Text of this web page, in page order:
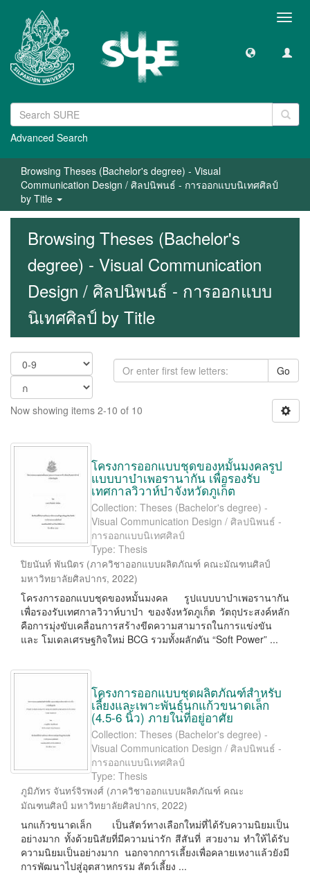
Advanced Search
Browsing Theses (Bachelor's degree) - Visual
Communication Design / ศิลปนิพนธ์ - การออกแบบนิเทศศิลป์
by Title
Browsing Theses (Bachelor's
degree) - Visual Communication
Design / ศิลปนิพนธ์ - การออกแบบ
นิเทศศิลป์ by Title
Go
Now showing items 2-10 of 10
โครงการออกแบบชุดของหมั้นมงคลรูป
แบบบาบ๋าเพอรานากัน เพื่อรองรับ
เทศกาลวิวาห์บ๋าจังหวัดภูเก็ต
Collection: Theses (Bachelor's degree) -
Visual Communication Design / ศิลปนิพนธ์ -
การออกแบบนิเทศศิลป์
Type: Thesis
ปิยนันท์ พันนิตร (ภาควิชาออกแบบผลิตภัณฑ์ คณะมัณฑนศิลป์
มหาวิทยาลัยศิลปากร, 2022)
โครงการออกแบบชุดของหมั้นมงคล รูปแบบบาบ๋าเพอรานากัน
เพื่อรองรับเทศกาลวิวาห์บาบ๋า ของจังหวัดภูเก็ต วัตถุประสงค์หลัก
คือการมุ่งขับเคลื่อนการสร้างขีดความสามารถในการแข่งขัน
และ โมเดลเศรษฐกิจใหม่ BCG รวมทั้งผลักดัน “Soft Power” ...
โครงการออกแบบชุดผลิตภัณฑ์สำหรับ
เลี้ยงและเพาะพันธุ์นกแก้วขนาดเล็ก
(4.5-6 นิ้ว) ภายในที่อยู่อาศัย
Collection: Theses (Bachelor's degree) -
Visual Communication Design / ศิลปนิพนธ์ -
การออกแบบนิเทศศิลป์
Type: Thesis
ภูมิภัทร จันทร์จิรพงศ์ (ภาควิชาออกแบบผลิตภัณฑ์ คณะ
มัณฑนศิลป์ มหาวิทยาลัยศิลปากร, 2022)
นกแก้วขนาดเล็ก เป็นสัตว์ทางเลือกใหม่ที่ได้รับความนิยมเป็น
อย่างมาก ทั้งด้วยนิสัยที่มีความน่ารัก สีสันที่ สวยงาม ทำให้ได้รับ
ความนิยมเป็นอย่างมาก นอกจากการเลี้ยงเพื่อคลายเหงาแล้วยังมี
การพัฒนาไปสู่อุตสาหกรรม สัตว์เลี้ยง ...